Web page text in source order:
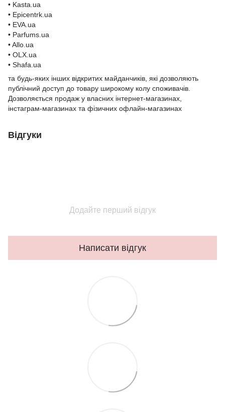
• Kasta.ua
• Epicentrk.ua
• EVA.ua
• Parfums.ua
• Allo.ua
• OLX.ua
• Shafa.ua
та будь-яких інших відкритих майданчиків, які дозволяють
публічний доступ до товару широкому колу споживачів.
Дозволяється продаж у власних інтернет-магазинах,
інстаграм-магазинах та фізичних офлайн-магазинах
Відгуки
Додайте перший відгук
Написати відгук